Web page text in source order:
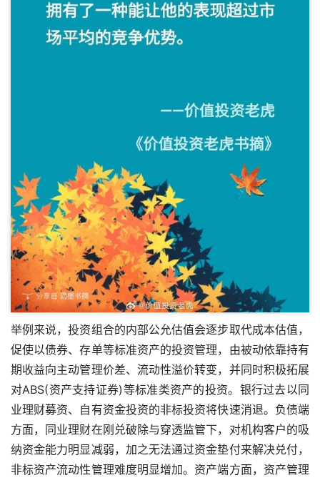
举例来说，投资组合的内部公允估值会逐步取代成本估值，
促使以债券、存单等标准资产的投资管理，由被动依靠持有
期收益向主动管理价差、流动性溢价转变，并同时积极拓展
对ABS(资产支持证券)等标准类资产的投资。银行过去以同
业理财募资、自有资金投资的非标投资将快速消退。负债端
方面，同业理财在刚兑破除与穿透监管下，对机构客户的吸
纳资金能力明显减弱，加之无法通过资金垫付来解决兑付，
非标资产流动性管理难度明显增加。资产端方面，资产管理